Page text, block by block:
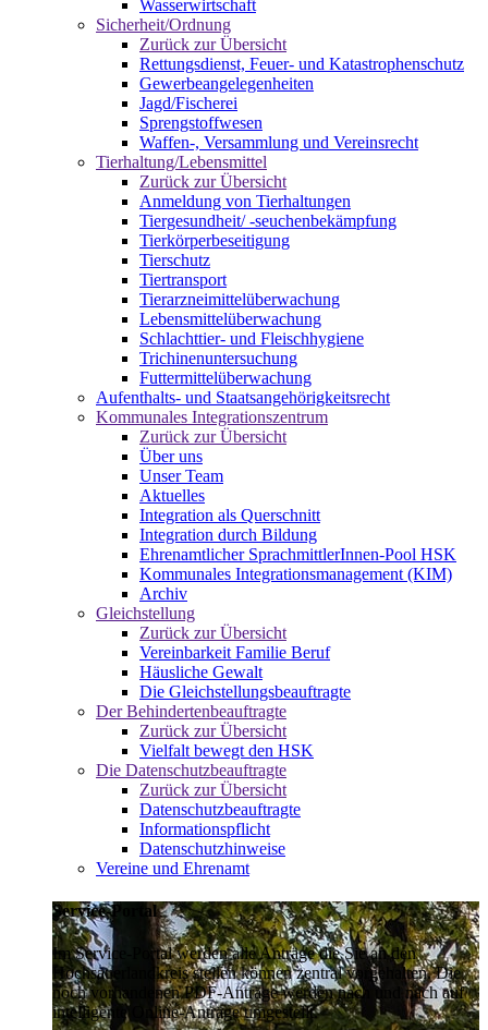
Wasserwirtschaft
Sicherheit/Ordnung
Zurück zur Übersicht
Rettungsdienst, Feuer- und Katastrophenschutz
Gewerbeangelegenheiten
Jagd/Fischerei
Sprengstoffwesen
Waffen-, Versammlung und Vereinsrecht
Tierhaltung/Lebensmittel
Zurück zur Übersicht
Anmeldung von Tierhaltungen
Tiergesundheit/ -seuchenbekämpfung
Tierkörperbeseitigung
Tierschutz
Tiertransport
Tierarzneimittelüberwachung
Lebensmittelüberwachung
Schlachttier- und Fleischhygiene
Trichinenuntersuchung
Futtermittelüberwachung
Aufenthalts- und Staatsangehörigkeitsrecht
Kommunales Integrationszentrum
Zurück zur Übersicht
Über uns
Unser Team
Aktuelles
Integration als Querschnitt
Integration durch Bildung
Ehrenamtlicher SprachmittlerInnen-Pool HSK
Kommunales Integrationsmanagement (KIM)
Archiv
Gleichstellung
Zurück zur Übersicht
Vereinbarkeit Familie Beruf
Häusliche Gewalt
Die Gleichstellungsbeauftragte
Der Behindertenbeauftragte
Zurück zur Übersicht
Vielfalt bewegt den HSK
Die Datenschutzbeauftragte
Zurück zur Übersicht
Datenschutzbeauftragte
Informationspflicht
Datenschutzhinweise
Vereine und Ehrenamt
Service-Portal
Im Service-Portal werden alle Anträge die Sie an den
Hochsauerlandkreis stellen können zentral vorgehalten. Die
noch vorhandenen PDF-Anträge werden nach und nach auf
intelligente Online-Anträge umgestellt.